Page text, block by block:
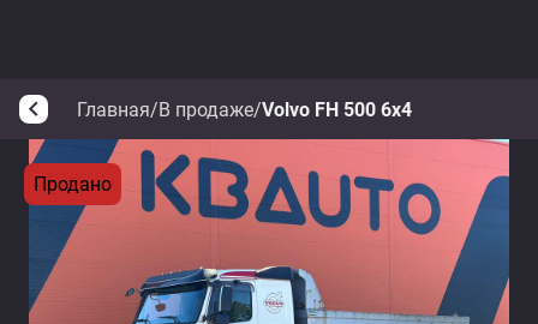
arrow_back_ios Главная/В продаже/Volvo FH 500 6x4
Продано